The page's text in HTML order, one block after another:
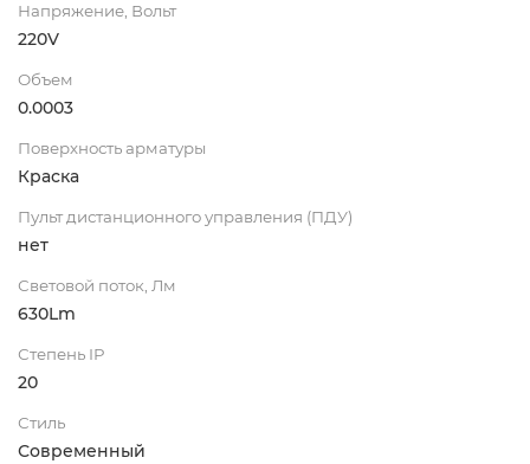
Напряжение, Вольт
220V
Объем
0.0003
Поверхность арматуры
Краска
Пульт дистанционного управления (ПДУ)
нет
Световой поток, Лм
630Lm
Степень IP
20
Стиль
Современный